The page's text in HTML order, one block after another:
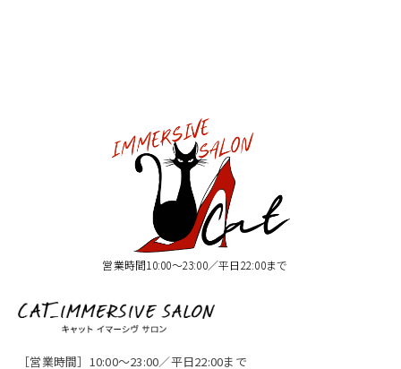
営業時間10:00〜23:00／平日22:00まで
［営業時間］10:00〜23:00／平日22:00まで